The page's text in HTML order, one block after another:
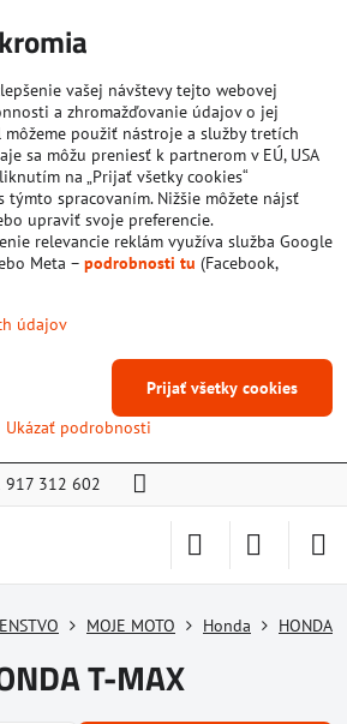
917 312 602
MOJE MOTO Honda HONDA
T-MAX
vašej návštevy tejto webovej
a zhromažďovanie údajov o jej
použiť nástroje a služby tretích
sa môžu preniesť k partnerom v EÚ, USA
na „Prijať všetky cookies“
spracovaním. Nižšie môžete nájsť
upraviť svoje preferencie.
relevancie reklám využíva služba Google
Meta – podrobnosti tu (Facebook,
údajov
Ukázať podrobnosti
Prijať všetky cookies